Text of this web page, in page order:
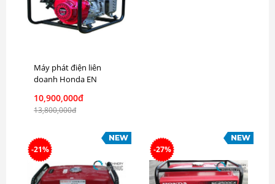
Máy phát điện liên
doanh Honda EN
10,900,000đ
13,800,000đ
-21% -27%